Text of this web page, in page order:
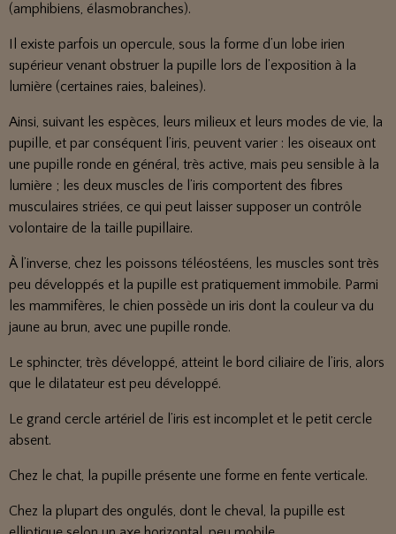
(amphibiens, élasmobranches).
Il existe parfois un opercule, sous la forme d’un lobe irien
supérieur venant obstruer la pupille lors de l’exposition à la
lumière (certaines raies, baleines).
Ainsi, suivant les espèces, leurs milieux et leurs modes de vie, la
pupille, et par conséquent l’iris, peuvent varier : les oiseaux ont
une pupille ronde en général, très active, mais peu sensible à la
lumière ; les deux muscles de l’iris comportent des fibres
musculaires striées, ce qui peut laisser supposer un contrôle
volontaire de la taille pupillaire.
À l’inverse, chez les poissons téléostéens, les muscles sont très
peu développés et la pupille est pratiquement immobile. Parmi
les mammifères, le chien possède un iris dont la couleur va du
jaune au brun, avec une pupille ronde.
Le sphincter, très développé, atteint le bord ciliaire de l’iris, alors
que le dilatateur est peu développé.
Le grand cercle artériel de l’iris est incomplet et le petit cercle
absent.
Chez le chat, la pupille présente une forme en fente verticale.
Chez la plupart des ongulés, dont le cheval, la pupille est